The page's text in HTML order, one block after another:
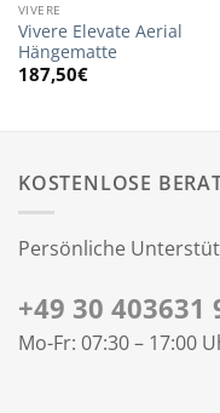
VIVERE
Vivere Elevate Aerial
Hängematte
187,50€
KOSTENLOSE
Persönliche
+49 30 403631
Mo-Fr: 07:30 – 17:00